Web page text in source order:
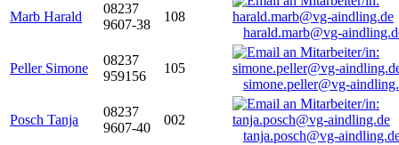
Marb Harald
08237
9607-38
108
harald.marb@vg-
Peller Simone
08237
959156
105
simone.peller@vg-
Posch Tanja
08237
9607-40
002
tanja.posch@vg-